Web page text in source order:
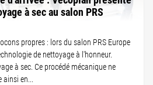
à sec au salon PRS
propres : lors du salon PRS Europe
de nettoyage à l'honneur.
à sec. Ce procédé mécanique ne
ainsi en...